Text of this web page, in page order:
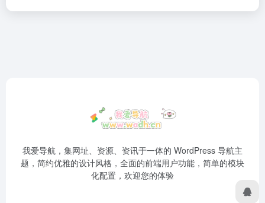
我爱导航，集网址、资源、资讯于一体的 WordPress 导航主
题，简约优雅的设计风格，全面的前端用户功能，简单的模块
化配置，欢迎您的体验